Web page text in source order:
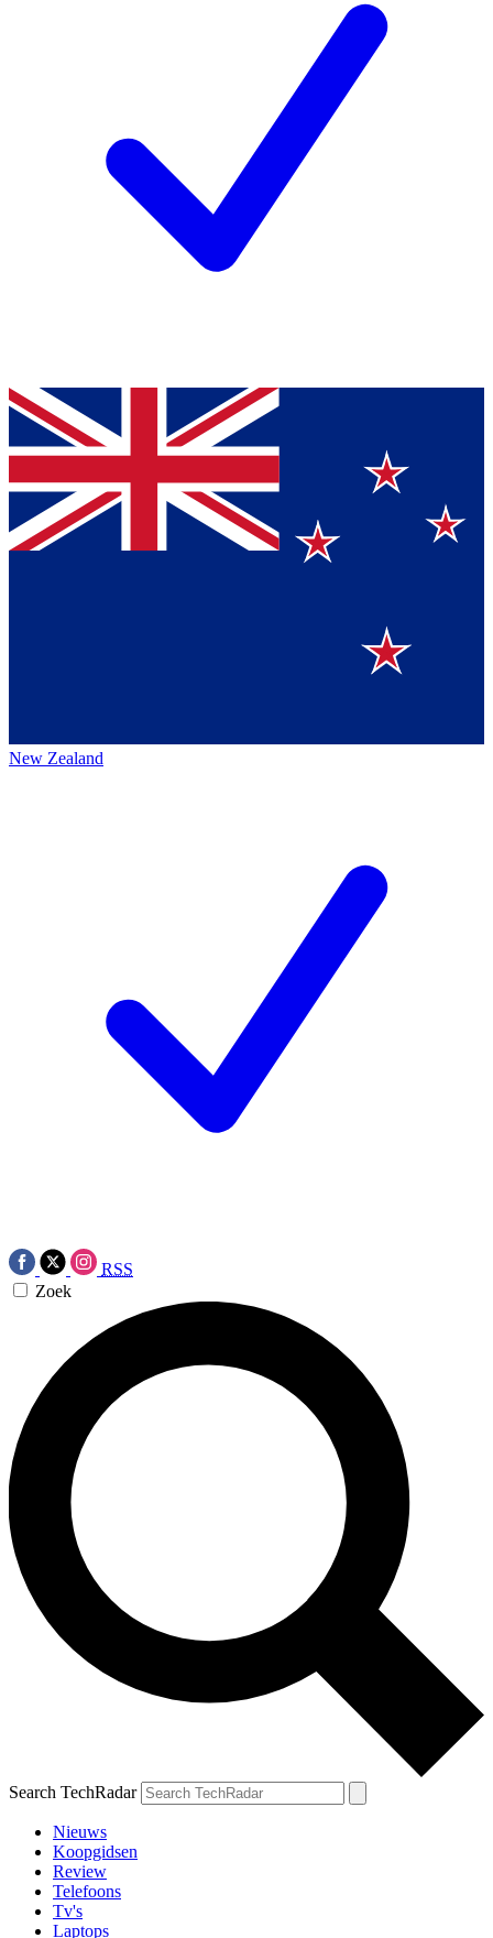
New Zealand
RSS
Zoek
Search TechRadar
Nieuws
Koopgidsen
Review
Telefoons
Tv's
Laptops